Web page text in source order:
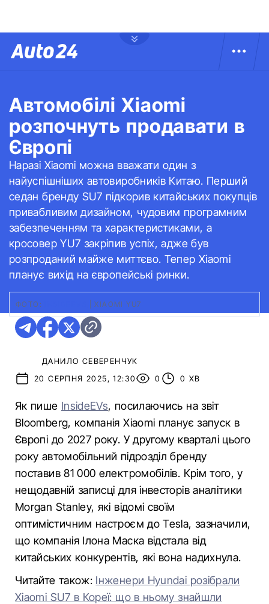
Автомобілі Xiaomi
розпочнуть продавати в
Європі
Наразі Xiaomi можна вважати один з
найуспішніших автовиробників Китаю. Перший
седан бренду SU7 підкорив китайських покупців
привабливим дизайном, чудовим програмним
забезпеченням та характеристиками, а
кросовер YU7 закріпив успіх, адже був
розпроданий майже миттєво. Тепер Xiaomi
планує вихід на європейські ринки.
ФОТО: XIAOMI YU7
ДАНИЛО СЕВЕРЕНЧУК
20 СЕРПНЯ 2025, 12:30
0 0 ХВ
Як пише InsideEVs, посилаючись на звіт
Bloomberg, компанія Xiaomi планує запуск в
Європі до 2027 року. У другому кварталі цього
року автомобільний підрозділ бренду
поставив 81 000 електромобілів. Крім того, у
нещодавній записці для інвесторів аналітики
Morgan Stanley, які відомі своїм
оптимістичним настроєм до Tesla, зазначили,
що компанія Ілона Маска відстала від
китайських конкурентів, які вона надихнула.
Читайте також: Інженери Hyundai розібрали
Xiaomi SU7 в Кореї: що в ньому знайшли